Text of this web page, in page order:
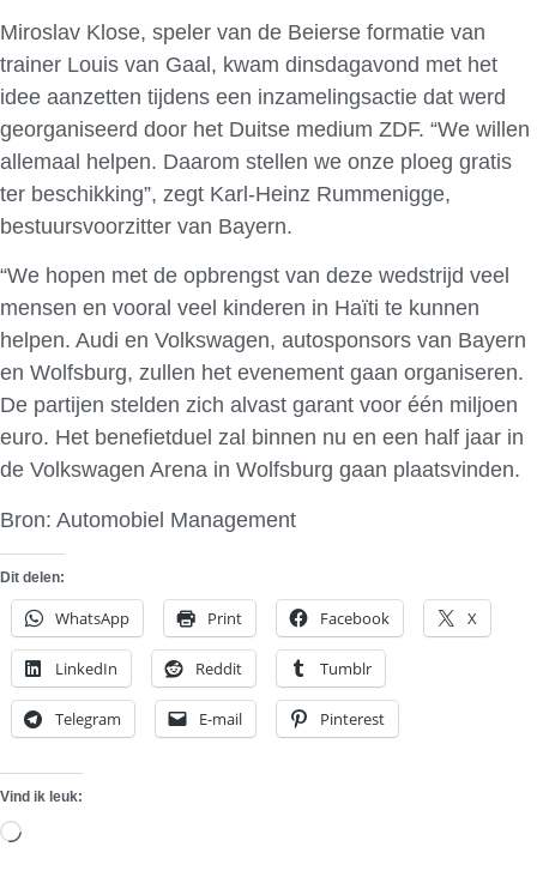
Miroslav Klose, speler van de Beierse formatie van
trainer Louis van Gaal, kwam dinsdagavond met het
idee aanzetten tijdens een inzamelingsactie dat werd
georganiseerd door het Duitse medium ZDF. “We willen
allemaal helpen. Daarom stellen we onze ploeg gratis
ter beschikking”, zegt Karl-Heinz Rummenigge,
bestuursvoorzitter van Bayern.
“We hopen met de opbrengst van deze wedstrijd veel
mensen en vooral veel kinderen in Haïti te kunnen
helpen. Audi en Volkswagen, autosponsors van Bayern
en Wolfsburg, zullen het evenement gaan organiseren.
De partijen stelden zich alvast garant voor één miljoen
euro. Het benefietduel zal binnen nu en een half jaar in
de Volkswagen Arena in Wolfsburg gaan plaatsvinden.
Bron: Automobiel Management
Dit delen:
WhatsApp Print Facebook X
LinkedIn Reddit Tumblr
Telegram E-mail Pinterest
Vind ik leuk:
Aan